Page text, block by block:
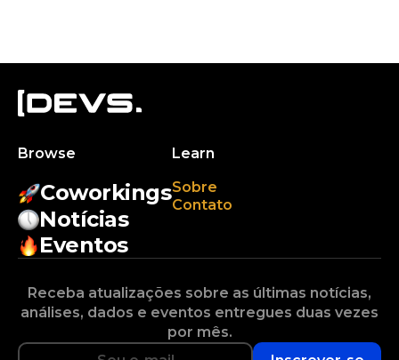
Browse
Coworkings
Notícias
Eventos
Learn
Sobre
Contato
Receba atualizações sobre as últimas notícias,
análises, dados e eventos entregues duas vezes
por mês.